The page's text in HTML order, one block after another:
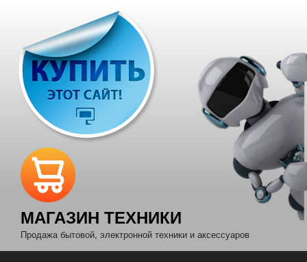
содержимому
МАГАЗИН ТЕХНИКИ
Продажа бытовой, электронной техники и аксессуаров